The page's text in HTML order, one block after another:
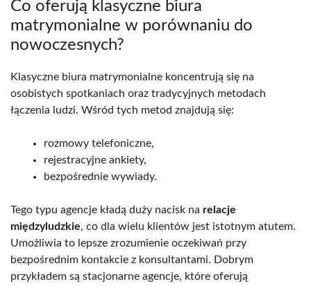
Co oferują klasyczne biura
matrymonialne w porównaniu do
nowoczesnych?
Klasyczne biura matrymonialne koncentrują się na
osobistych spotkaniach oraz tradycyjnych metodach
łączenia ludzi. Wśród tych metod znajdują się:
rozmowy telefoniczne,
rejestracyjne ankiety,
bezpośrednie wywiady.
Tego typu agencje kładą duży nacisk na relacje
międzyludzkie, co dla wielu klientów jest istotnym atutem.
Umożliwia to lepsze zrozumienie oczekiwań przy
bezpośrednim kontakcie z konsultantami. Dobrym
przykładem są stacjonarne agencje, które oferują